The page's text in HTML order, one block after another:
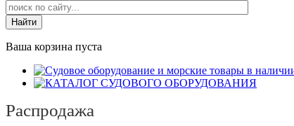
Ваша корзина пуста
Распродажа